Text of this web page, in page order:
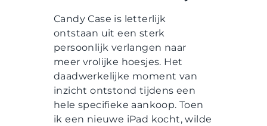
Candy Case is letterlijk
ontstaan uit een sterk
persoonlijk verlangen naar
meer vrolijke hoesjes. Het
daadwerkelijke moment van
inzicht ontstond tijdens een
hele specifieke aankoop. Toen
ik een nieuwe iPad kocht, wilde